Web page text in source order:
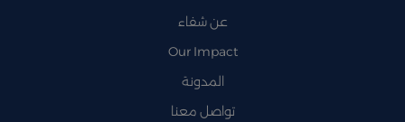
عن شفاء
Our Impact
المدونة
تواصل معنا